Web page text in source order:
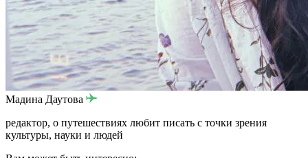
Мадина Даутова
редактор, о путешествиях любит писать с точки зрения
культуры, науки и людей